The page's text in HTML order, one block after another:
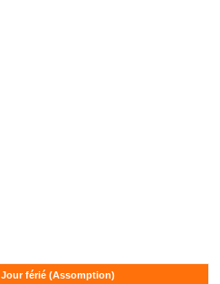
Jour férié (Assomption)